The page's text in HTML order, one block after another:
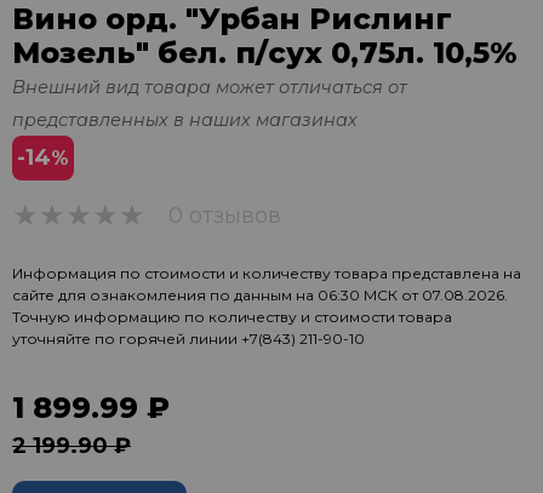
Вино орд. "Урбан Рислинг
Мозель" бел. п/сух 0,75л. 10,5%
Внешний вид товара может отличаться от
представленных в наших магазинах
-14%
0 отзывов
Информация по стоимости и количеству товара представлена на
сайте для ознакомления по данным на 06:30 МСК от 07.08.2026.
Точную информацию по количеству и стоимости товара
уточняйте по горячей линии +7(843) 211-90-10
1 899.99 ₽
2 199.90 ₽